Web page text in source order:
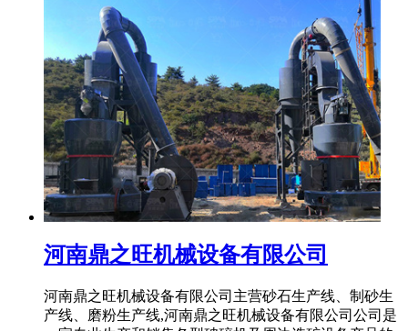
河南鼎之旺机械设备有限公司
河南鼎之旺机械设备有限公司主营砂石生产线、制砂生
产线、磨粉生产线,河南鼎之旺机械设备有限公司公司是